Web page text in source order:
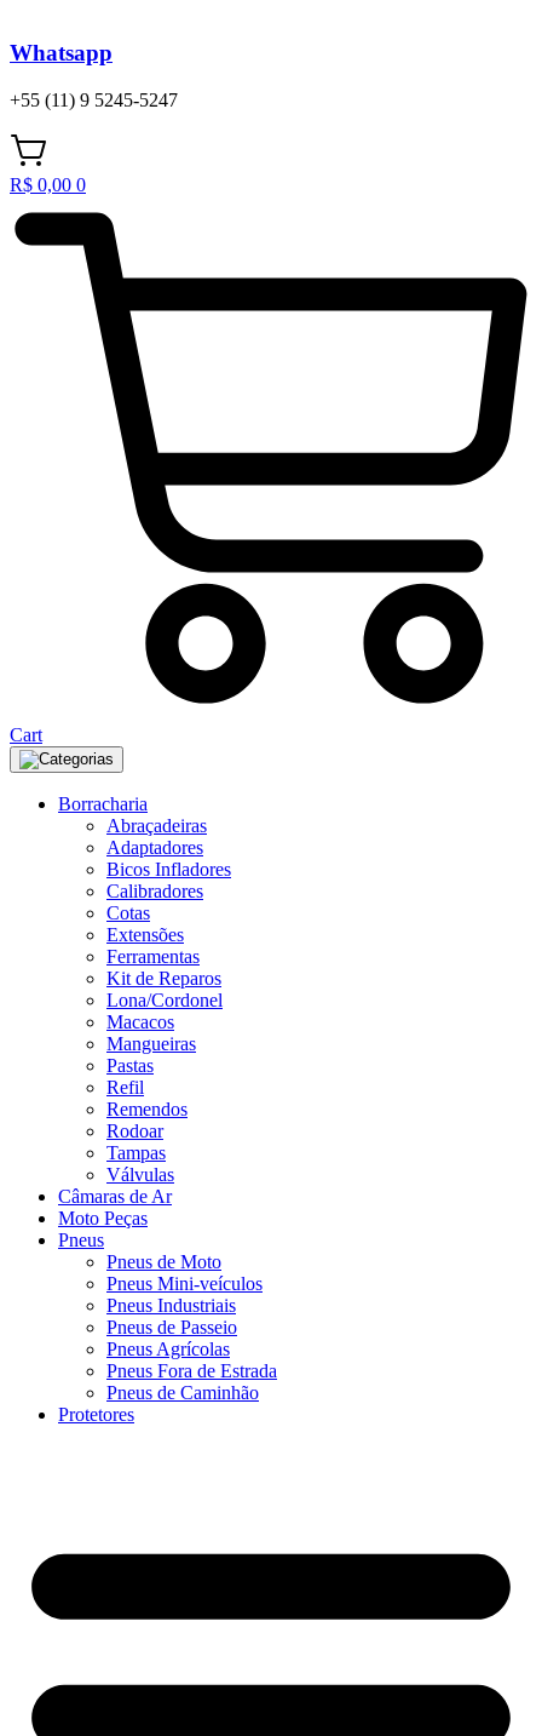
Whatsapp
+55 (11) 9 5245-5247
R$ 0,00 0
Cart
Categorias
Borracharia
Abraçadeiras
Adaptadores
Bicos Infladores
Calibradores
Cotas
Extensões
Ferramentas
Kit de Reparos
Lona/Cordonel
Macacos
Mangueiras
Pastas
Refil
Remendos
Rodoar
Tampas
Válvulas
Câmaras de Ar
Moto Peças
Pneus
Pneus de Moto
Pneus Mini-veículos
Pneus Industriais
Pneus de Passeio
Pneus Agrícolas
Pneus Fora de Estrada
Pneus de Caminhão
Protetores